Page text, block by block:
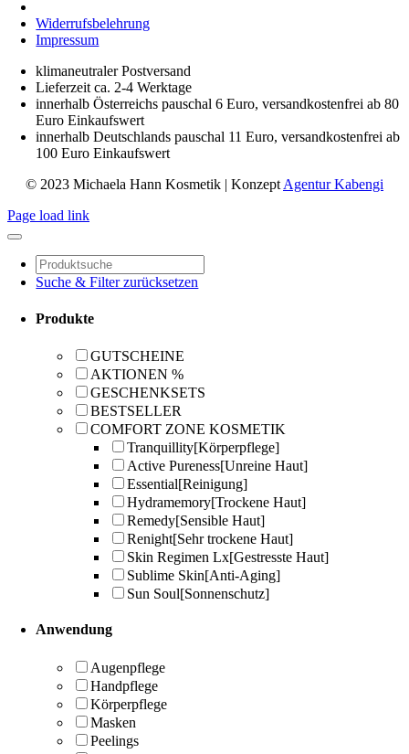
Widerrufsbelehrung
Impressum
klimaneutraler Postversand
Lieferzeit ca. 2-4 Werktage
innerhalb Österreichs pauschal 6 Euro, versandkostenfrei ab 80
Euro Einkaufswert
innerhalb Deutschlands pauschal 11 Euro, versandkostenfrei ab
100 Euro Einkaufswert
© 2023 Michaela Hann Kosmetik | KonzeptAgentur Kabengi
Page load link
Suche & Filter zurücksetzen
Produkte
GUTSCHEINE
AKTIONEN %
GESCHENKSETS
BESTSELLER
COMFORT ZONE KOSMETIK
Tranquillity[Körperpflege]
Active Pureness[Unreine Haut]
Essential[Reinigung]
Hydramemory[Trockene Haut]
Remedy[Sensible Haut]
Renight[Sehr trockene Haut]
Skin Regimen Lx[Gestresste Haut]
Sublime Skin[Anti-Aging]
Sun Soul[Sonnenschutz]
Anwendung
Augenpflege
Handpflege
Körperpflege
Masken
Peelings